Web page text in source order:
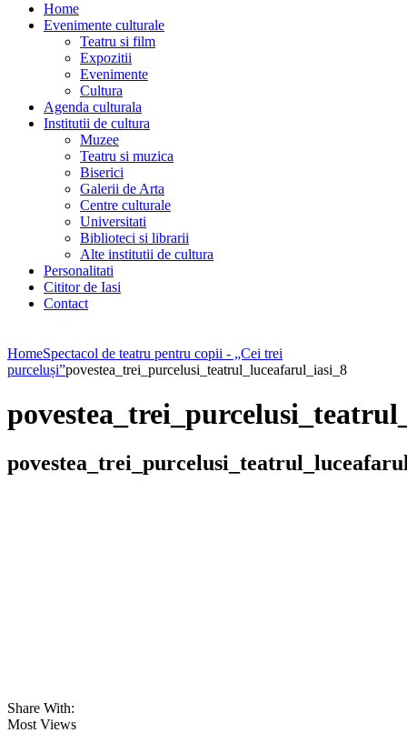
Home
Evenimente culturale
Teatru si film
Expozitii
Evenimente
Cultura
Agenda culturala
Institutii de cultura
Muzee
Teatru si muzica
Biserici
Galerii de Arta
Centre culturale
Universitati
Biblioteci si librarii
Alte institutii de cultura
Personalitati
Cititor de Iasi
Contact
HomeSpectacol de teatru pentru copii - „Cei trei
purceluși”povestea_trei_purcelusi_teatrul_luceafarul_iasi_8
Share With:
Most Views